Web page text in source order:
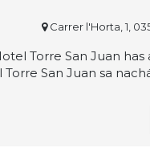
Carrer l'Horta, 1,
Torre San Juan
Torre San Juan sa